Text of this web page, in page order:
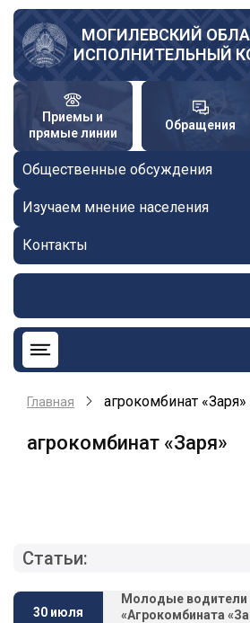
Перейти
основному
содержанию
МОГИЛЕВСКИЙ
ИСПОЛНИТЕЛЬНЫЙ
Приемы и
прямые линии
Обращения
Общественные обсуждения
Изучаем мнение населения
Контакты
Главная агрокомбинат «Заря»
агрокомбинат «Заря»
Статьи:
30 июля
Молодые водители
«Агрокомбината